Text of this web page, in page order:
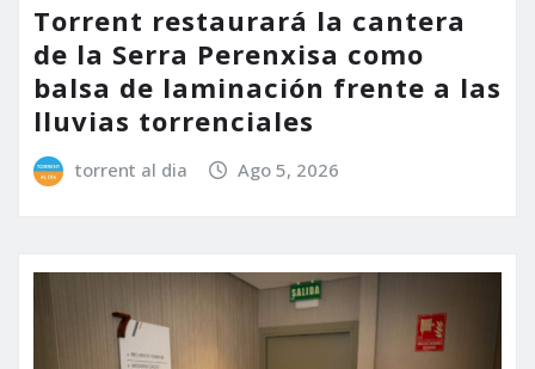
Torrent restaurará la cantera
de la Serra Perenxisa como
balsa de laminación frente a las
lluvias torrenciales
torrent al dia Ago 5, 2026